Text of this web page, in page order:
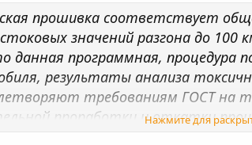
прошивка соответствует
значений разгона до 100
программная, процедура
результаты анализа
требованиям ГОСТ на
проработки и откатки
Нажмите для